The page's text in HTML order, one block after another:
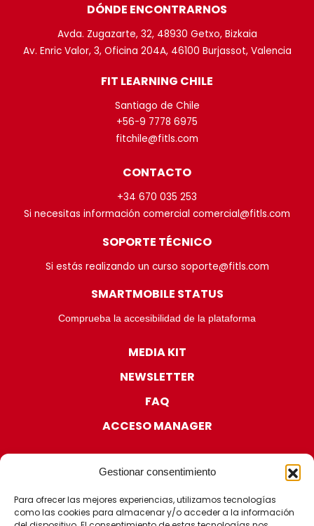
Gestionar consentimiento
Para ofrecer las mejores experiencias, utilizamos tecnologías
como las cookies para almacenar y/o acceder a la información
DÓNDE ENCONTRARNOS
Avda. Zugazarte, 32, 48930 Getxo, Bizkaia
Av. Enric Valor, 3, Oficina 204A, 46100 Burjassot, Valencia
FIT LEARNING CHILE
Santiago de Chile
+56-9 7778 6975
fitchile@fitls.com
CONTACTO
+34 670 035 253
Si necesitas información comercial comercial@fitls.com
SOPORTE TÉCNICO
Si estás realizando un curso soporte@fitls.com
SMARTMOBILE STATUS
Comprueba la accesibilidad de la plataforma
MEDIA KIT
NEWSLETTER
FAQ
ACCESO MANAGER